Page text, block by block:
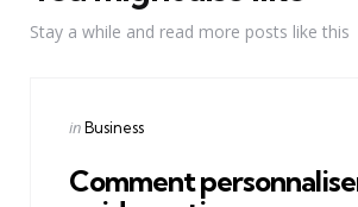
Stay a while and read more posts like this
Categories
Posted
inBusiness
Comment